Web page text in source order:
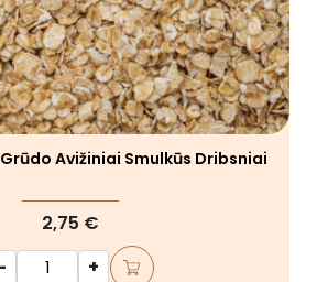
Avižiniai Smulkūs Dribsniai
2,75 €
+